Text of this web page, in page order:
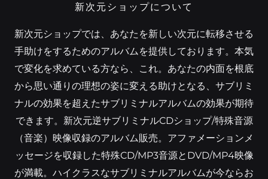
新次元ショップについて
新次元ショップでは、あなたを新しい次元に転移させる
手助けをするためのアルバムを提供しております。本気
で変化を求めている方なら、これ。あなたの内面を根底
から思い通りの理想の姿に変える助けとなる、サブリミ
ナルの効果を超えたサブリミナルアルバムの効果が期待
できます。新次元逆サブリミナルCDショップ/特殊音源
（音楽）映像収録のアルバム販売。アファメーションメ
ッセージを収録した特殊CD/MP3音源とDVD/MP4映像
が満載。ハイクラスなサブリミナルアルバムが今ならお